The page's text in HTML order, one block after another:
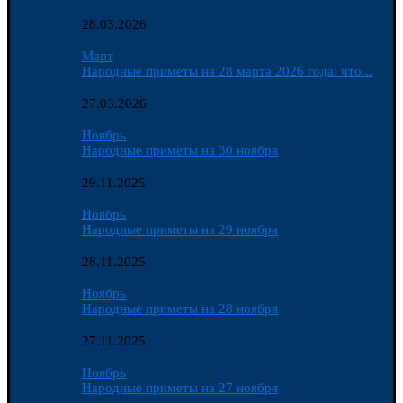
28.03.2026
Март
Народные приметы на 28 марта 2026 года: что...
27.03.2026
Ноябрь
Народные приметы на 30 ноября
29.11.2025
Ноябрь
Народные приметы на 29 ноября
28.11.2025
Ноябрь
Народные приметы на 28 ноября
27.11.2025
Ноябрь
Народные приметы на 27 ноября